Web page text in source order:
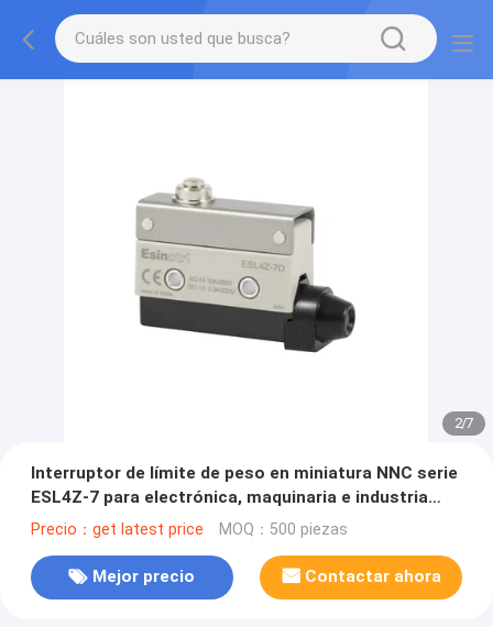
2/7
Interruptor de límite de peso en miniatura NNC serie
ESL4Z-7 para electrónica, maquinaria e industria
ligera
Precio：get latest price MOQ：500 piezas
Mejor precio Contactar ahora